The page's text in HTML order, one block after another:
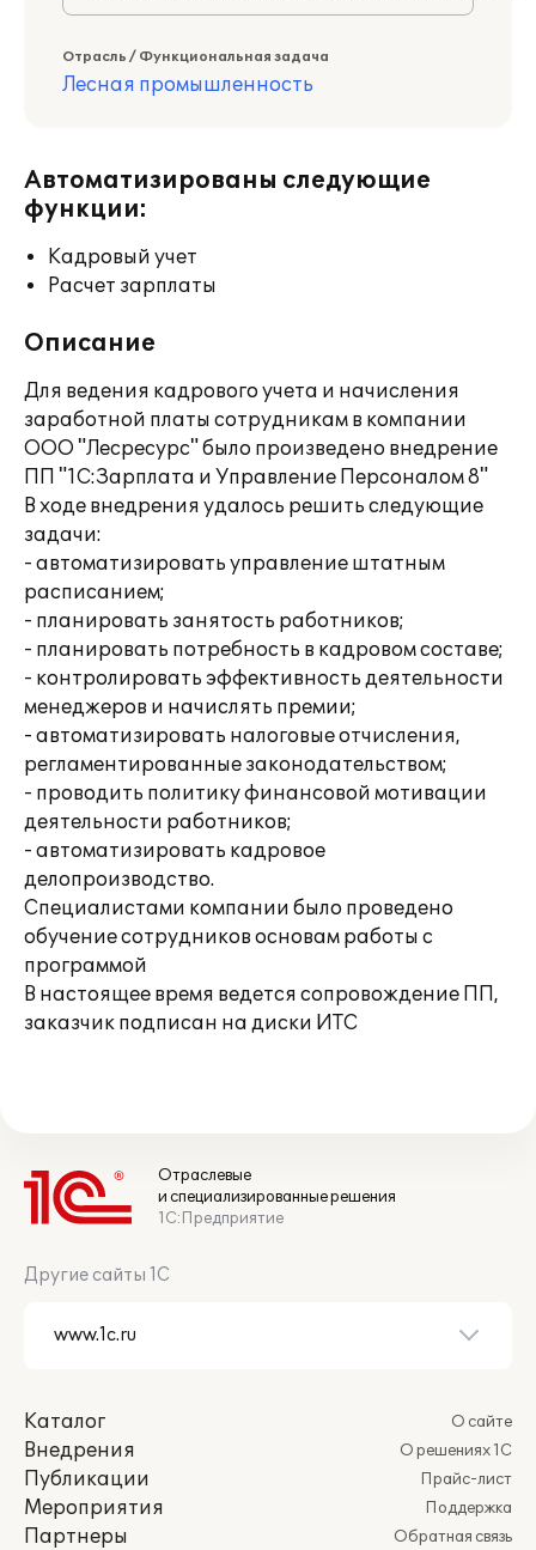
Отрасль / Функциональная задача
Лесная промышленность
Автоматизированы следующие
функции:
Кадровый учет
Расчет зарплаты
Описание
Для ведения кадрового учета и начисления
заработной платы сотрудникам в компании
ООО "Лесресурс" было произведено внедрение
ПП "1С:Зарплата и Управление Персоналом 8"
В ходе внедрения удалось решить следующие
задачи:
- автоматизировать управление штатным
расписанием;
- планировать занятость работников;
- планировать потребность в кадровом составе;
- контролировать эффективность деятельности
менеджеров и начислять премии;
- автоматизировать налоговые отчисления,
регламентированные законодательством;
- проводить политику финансовой мотивации
деятельности работников;
- автоматизировать кадровое
делопроизводство.
Специалистами компании было проведено
обучение сотрудников основам работы с
программой
В настоящее время ведется сопровождение ПП,
заказчик подписан на диски ИТС
Отраслевые
и специализированные решения
1С:Предприятие
Другие сайты 1С
Каталог
Внедрения
Публикации
Мероприятия
Партнеры
О сайте
О решениях 1С
Прайс-лист
Поддержка
Обратная связь